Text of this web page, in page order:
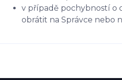
v případě pochybností o
obrátit na Správce nebo